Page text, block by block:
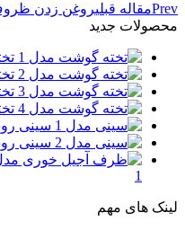
Prevمقاله قبلیروغن زدن
محصولات جدید
سینی
سینی
1
لینک های مهم